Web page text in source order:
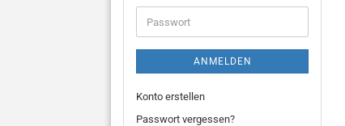
Adresse
Passwort
ANMELDEN
Konto erstellen
Passwort vergessen?